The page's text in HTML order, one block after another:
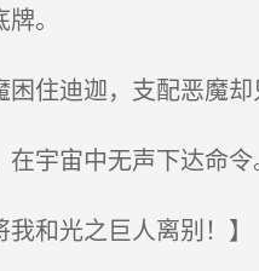
。
住迪迦，支配恶魔却
宇宙中无声下达命令
和光之巨人离别！】